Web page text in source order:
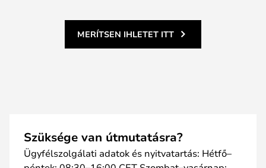
MERÍTSEN IHLETET ITT
Szüksége van útmutatásra?
Ügyfélszolgálati adatok és nyitvatartás: Hétfő–